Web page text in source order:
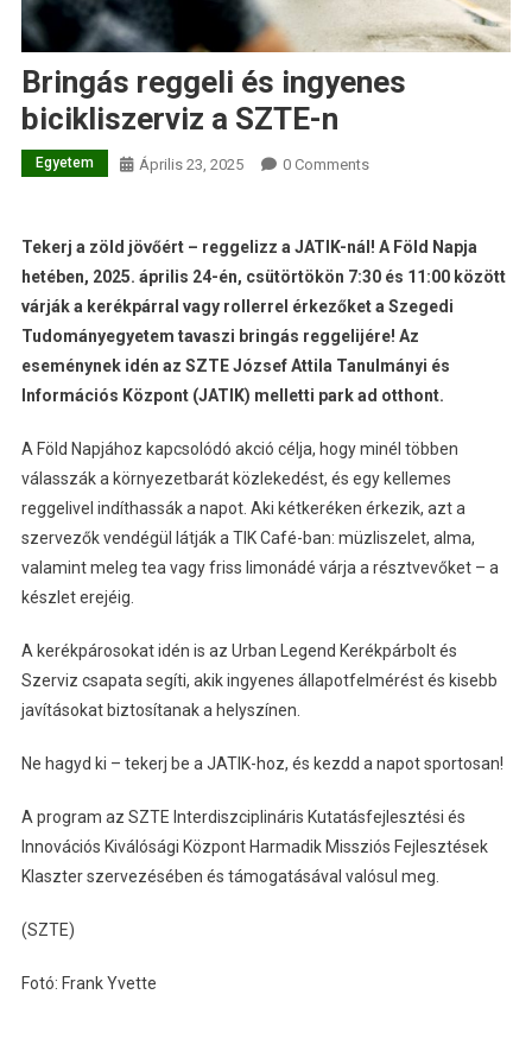
Bringás reggeli és ingyenes
bicikliszerviz a SZTE-n
Egyetem Április 23, 2025 0 Comments
Tekerj a zöld jövőért – reggelizz a JATIK-nál! A Föld Napja
hetében, 2025. április 24-én, csütörtökön 7:30 és 11:00 között
várják a kerékpárral vagy rollerrel érkezőket a Szegedi
Tudományegyetem tavaszi bringás reggelijére! Az
eseménynek idén az SZTE József Attila Tanulmányi és
Információs Központ (JATIK) melletti park ad otthont.
A Föld Napjához kapcsolódó akció célja, hogy minél többen
válasszák a környezetbarát közlekedést, és egy kellemes
reggelivel indíthassák a napot. Aki kétkeréken érkezik, azt a
szervezők vendégül látják a TIK Café-ban: müzliszelet, alma,
valamint meleg tea vagy friss limonádé várja a résztvevőket – a
készlet erejéig.
A kerékpárosokat idén is az Urban Legend Kerékpárbolt és
Szerviz csapata segíti, akik ingyenes állapotfelmérést és kisebb
javításokat biztosítanak a helyszínen.
Ne hagyd ki – tekerj be a JATIK-hoz, és kezdd a napot sportosan!
A program az SZTE Interdiszciplináris Kutatásfejlesztési és
Innovációs Kiválósági Központ Harmadik Missziós Fejlesztések
Klaszter szervezésében és támogatásával valósul meg.
(SZTE)
Fotó: Frank Yvette